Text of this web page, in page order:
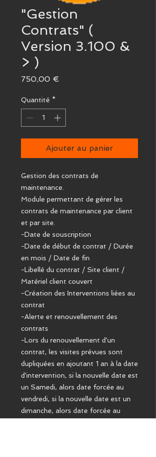
"Gestion
Contrats" (
Version 3.100 &
> )
750,00 €
Quantité *
Ajouter au panier
Gestion des contrats de
maintenance.
Module permettant de gérer les
contrats de maintenance par client
et par site.
-Date de souscription
-Date de début de contrat / Durée
en mois / Date de fin
-Libellé du contrat / Site client /
Matériel client couvert
-Création des Interventions liées au
contrat
-Alerte et renouvellement des
contrats
-Lors du renouvellement d'un
contrat, les visites prévues sont
dupliquées en ajoutant 1 an à la date
d'intervention, si la nouvelle date est
un Samedi, alors date forcée au
vendredi, si la nouvelle date est un
dimanche, alors date forcée au